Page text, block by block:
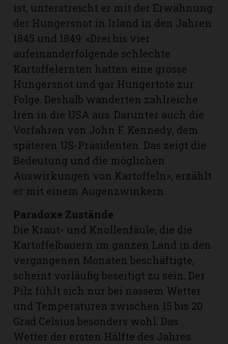
ist, unterstreicht er mit der Erwähnung
der Hungersnot in Irland in den Jahren
1845 und 1849: «Drei bis vier
aufeinanderfolgende schlechte
Kartoffelernten hatten eine grosse
Hungersnot und gar Hungertote zur
Folge. Deshalb wanderten zahlreiche
Iren in die USA aus. Darunter auch die
Vorfahren von John F. Kennedy, dem
späteren US-Präsidenten. Das zeigt die
Bedeutung und die möglichen
Auswirkungen von Kartoffeln», erzählt
er mit einem Augenzwinkern.
Paradoxe Zustände
Die Kraut- und Knollenfäule, die die
Kartoffelbauern im ganzen Land in den
vergangenen Monaten beschäftigte,
scheint vorläufig beseitigt zu sein. Der
Pilz fühlt sich nur bei nassem Wetter
und Temperaturen zwischen 15 bis 20
Grad Celsius besonders wohl. Das
Wetter der ersten Hälfte des Jahres